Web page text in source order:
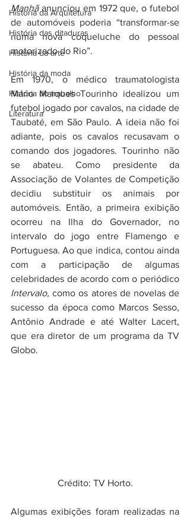
História da Arquitetura
História das ditaduras
História da arte
História da moda
História do trabalho
Literatura
Manhã anunciou em 1972 que, o futebol
de automóveis poderia “transformar-se
numa nova coqueluche do pessoal
motorizado do Rio”.
Em 1970, o médico traumatologista
Mário Marques Tourinho idealizou um
futebol jogado por cavalos, na cidade de
Taubaté, em São Paulo. A ideia não foi
adiante, pois os cavalos recusavam o
comando dos jogadores. Tourinho não
se abateu. Como presidente da
Associação de Volantes de Competição
decidiu substituir os animais por
automóveis. Então, a primeira exibição
ocorreu na Ilha do Governador, no
intervalo do jogo entre Flamengo e
Portuguesa. Ao que indica, contou ainda
com a participação de algumas
Intervalo, como os atores de novelas de
sucesso da época como Marcos Sesso,
Antônio Andrade e até Walter Lacert,
que era diretor de um programa da TV
Globo.
Crédito: TV Horto.
Algumas exibições foram realizadas na